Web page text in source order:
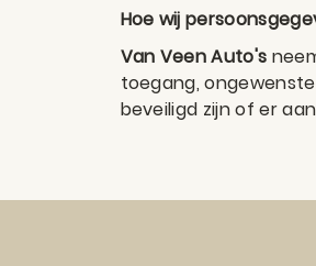
Hoe wij
Van Veen Auto's
toegang,
beveiligd zijn of er